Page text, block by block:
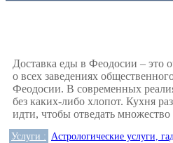
Доставка еды в Феодосии – это
о всех заведениях
Феодосии. В современных
без каких-либо хлопот. Кухня
идти, чтобы отведать
Услуги : Астрологические услуги,